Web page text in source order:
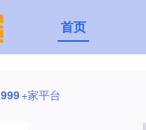
首页
999+家平台